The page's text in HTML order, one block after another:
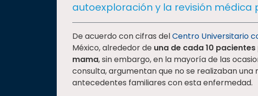
autoexploración y la revisión médica
De acuerdo con cifras delCentro Universitario
México, alrededor de una de cada 10
mama, sin embargo, en la mayoría de las
consulta, argumentan que no se realizaban
antecedentes familiares con esta enfermedad.